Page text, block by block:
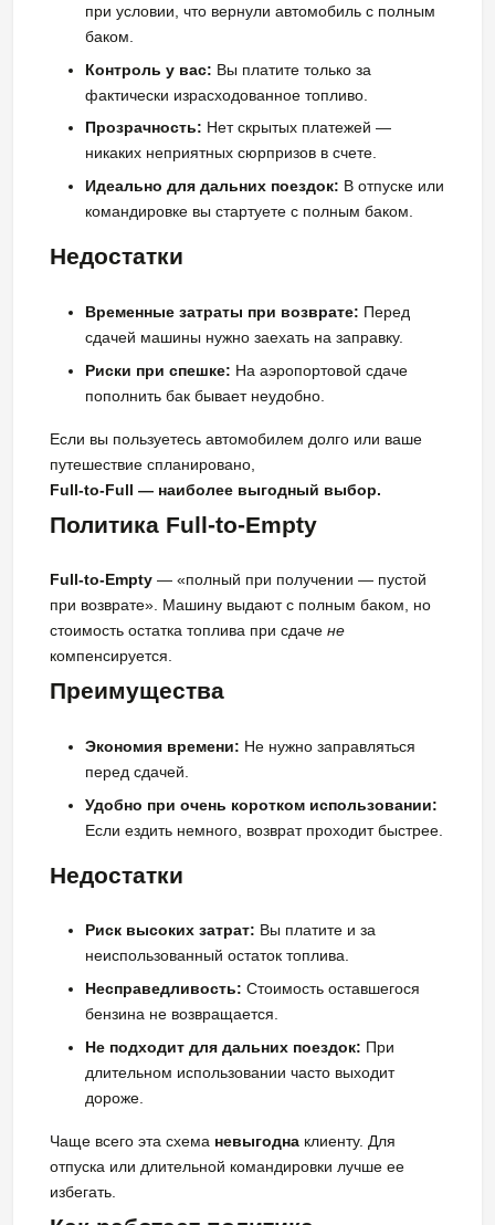
при условии, что вернули автомобиль с полным
баком.
Контроль у вас: Вы платите только за
фактически израсходованное топливо.
Прозрачность: Нет скрытых платежей —
никаких неприятных сюрпризов в счете.
Идеально для дальних поездок: В отпуске или
командировке вы стартуете с полным баком.
Недостатки
Временные затраты при возврате: Перед
сдачей машины нужно заехать на заправку.
Риски при спешке: На аэропортовой сдаче
пополнить бак бывает неудобно.
Если вы пользуетесь автомобилем долго или ваше
путешествие спланировано,
Full-to-Full — наиболее выгодный выбор.
Политика Full-to-Empty
Full-to-Empty — «полный при получении — пустой
при возврате». Машину выдают с полным баком, но
стоимость остатка топлива при сдаче не
компенсируется.
Преимущества
Экономия времени: Не нужно заправляться
перед сдачей.
Удобно при очень коротком использовании:
Если ездить немного, возврат проходит быстрее.
Недостатки
Риск высоких затрат: Вы платите и за
неиспользованный остаток топлива.
Несправедливость: Стоимость оставшегося
бензина не возвращается.
Не подходит для дальних поездок: При
длительном использовании часто выходит
дороже.
Чаще всего эта схема невыгодна клиенту. Для
отпуска или длительной командировки лучше ее
избегать.